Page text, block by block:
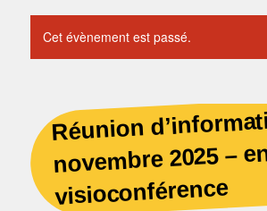
Cet évènement est passé.
Réunion
novembre 2025 –
visioconférence